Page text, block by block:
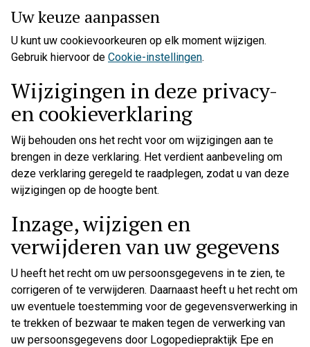
Uw keuze aanpassen
U kunt uw cookievoorkeuren op elk moment wijzigen.
Gebruik hiervoor de Cookie-instellingen.
Wijzigingen in deze privacy-
en cookieverklaring
Wij behouden ons het recht voor om wijzigingen aan te
brengen in deze verklaring. Het verdient aanbeveling om
deze verklaring geregeld te raadplegen, zodat u van deze
wijzigingen op de hoogte bent.
Inzage, wijzigen en
verwijderen van uw gegevens
U heeft het recht om uw persoonsgegevens in te zien, te
corrigeren of te verwijderen. Daarnaast heeft u het recht om
uw eventuele toestemming voor de gegevensverwerking in
te trekken of bezwaar te maken tegen de verwerking van
uw persoonsgegevens door Logopediepraktijk Epe en